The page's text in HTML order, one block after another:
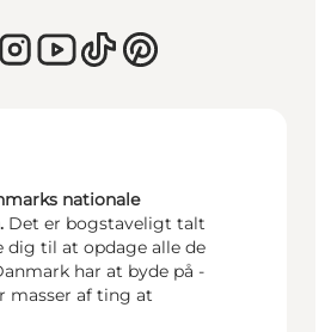
nationale
Det er bogstaveligt talt
dig til at opdage alle de
har at byde på -
masser af ting at